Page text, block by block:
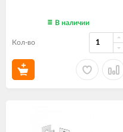
В наличии
Кол-во